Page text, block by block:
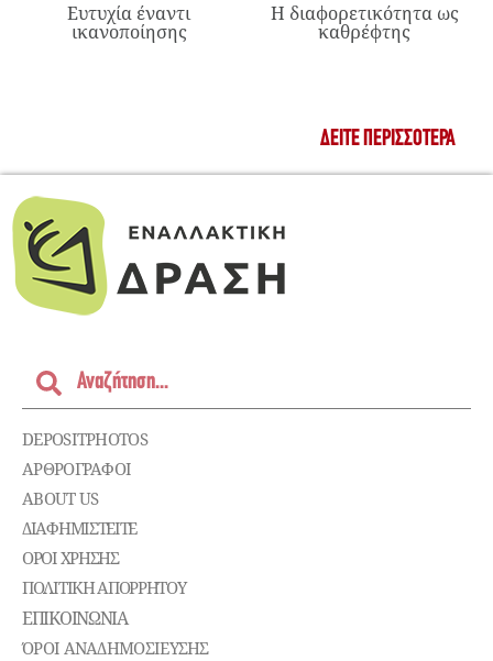
Ευτυχία έναντι
ικανοποίησης
Η διαφορετικότητα ως
καθρέφτης
ΔΕΊΤΕ ΠΕΡΙΣΣΌΤΕΡΑ
DEPOSITPHOTOS
ΑΡΘΡΟΓΡΑΦΟΙ
ABOUT US
ΔΙΑΦΗΜΙΣΤΕΊΤΕ
ΌΡΟΙ ΧΡΉΣΗΣ
ΠΟΛΙΤΙΚΉ ΑΠΟΡΡΉΤΟΥ
ΕΠΙΚΟΙΝΩΝΊΑ
ΌΡΟΙ ΑΝΑΔΗΜΟΣΙΕΥΣΗΣ